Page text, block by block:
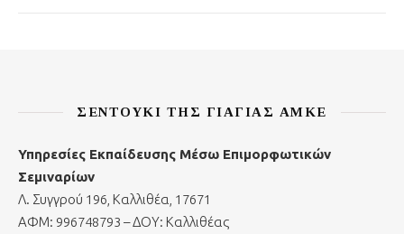
ΣΕΝΤΟΎΚΙ ΤΗΣ ΓΙΑΓΙΆΣ ΑΜΚΕ
Υπηρεσίες Εκπαίδευσης Μέσω Επιμορφωτικών
Σεμιναρίων
Λ. Συγγρού 196, Καλλιθέα, 17671
ΑΦΜ: 996748793 – ΔΟΥ: Καλλιθέας